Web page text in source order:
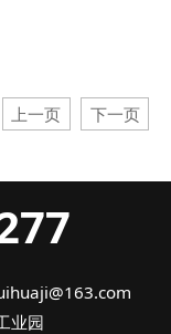
上一页 下一页
业园